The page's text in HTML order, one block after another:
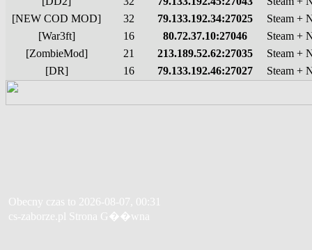
[NEW COD MOD]
32 79.133.192.34:27025
Steam +
[War3ft]
16 80.72.37.10:27046
Steam +
[ZombieMod]
21 213.189.52.62:27035
Steam +
[DR]
16 79.133.192.46:27027 Steam +
Obecny czas to 2026-08-07, 00:31
cs-zaborze.pl Strona G��wna